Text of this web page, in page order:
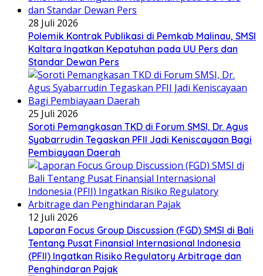
28 Juli 2026
Polemik Kontrak Publikasi di Pemkab Malinau, SMSI
Kaltara Ingatkan Kepatuhan pada UU Pers dan
Standar Dewan Pers
25 Juli 2026
Soroti Pemangkasan TKD di Forum SMSI, Dr. Agus
Syabarrudin Tegaskan PFII Jadi Keniscayaan Bagi
Pembiayaan Daerah
12 Juli 2026
Laporan Focus Group Discussion (FGD) SMSI di Bali
Tentang Pusat Finansial Internasional Indonesia
(PFII) Ingatkan Risiko Regulatory Arbitrage dan
Penghindaran Pajak